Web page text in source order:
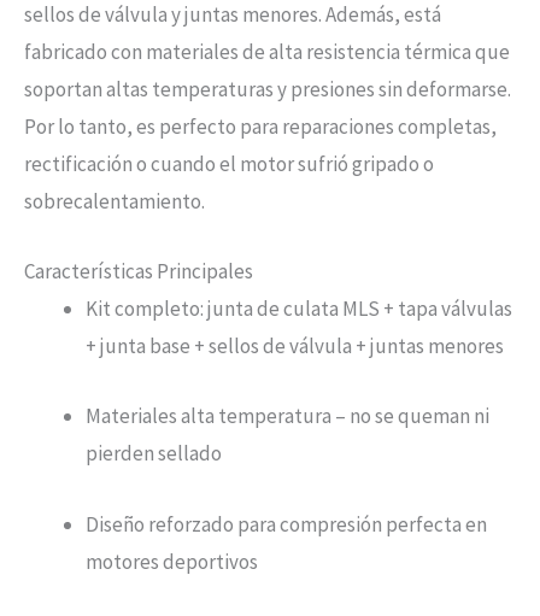
sellos de válvula y juntas menores. Además, está
fabricado con materiales de alta resistencia térmica que
soportan altas temperaturas y presiones sin deformarse.
Por lo tanto, es perfecto para reparaciones completas,
rectificación o cuando el motor sufrió gripado o
sobrecalentamiento.
Características Principales
Kit completo: junta de culata MLS + tapa válvulas
+ junta base + sellos de válvula + juntas menores
Materiales alta temperatura – no se queman ni
pierden sellado
Diseño reforzado para compresión perfecta en
motores deportivos